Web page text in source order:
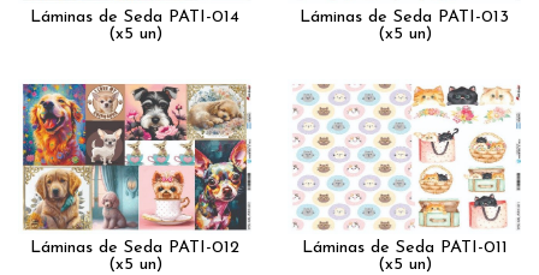
Láminas de Seda PATI-014
(x5 un)
Láminas de Seda PATI-013
(x5 un)
Láminas de Seda PATI-012
(x5 un)
Láminas de Seda PATI-011
(x5 un)